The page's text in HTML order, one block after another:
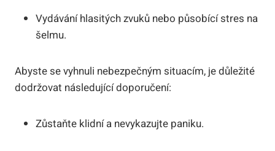
Vydávání hlasitých zvuků nebo působící stres na
šelmu.
Abyste se vyhnuli nebezpečným situacím, je důležité
dodržovat následující doporučení:
Zůstaňte klidní a nevykazujte paniku.